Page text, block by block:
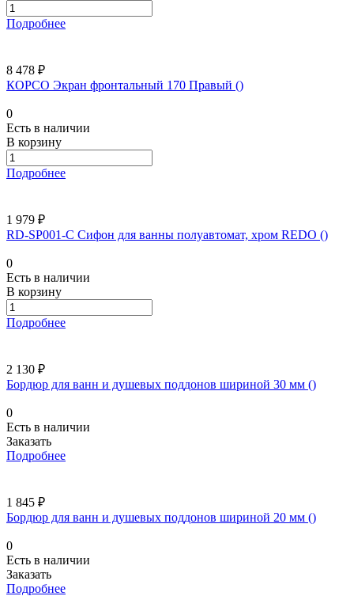
Подробнее
8 478 ₽
КОРСО Экран фронтальный 170 Правый ()
0
Есть в наличии
В корзину
Подробнее
1 979 ₽
RD-SP001-C Сифон для ванны полуавтомат, хром REDO ()
0
Есть в наличии
В корзину
Подробнее
2 130 ₽
Бордюр для ванн и душевых поддонов шириной 30 мм ()
0
Есть в наличии
Заказать
Подробнее
1 845 ₽
Бордюр для ванн и душевых поддонов шириной 20 мм ()
0
Есть в наличии
Заказать
Подробнее